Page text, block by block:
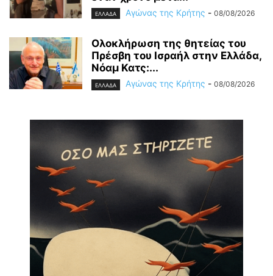
ΕΛΛΑΔΑ Αγώνας της Κρήτης - 08/08/2026
Ολοκλήρωση της θητείας του
Πρέσβη του Ισραήλ στην Ελλάδα,
Νόαμ Κατς:...
ΕΛΛΑΔΑ Αγώνας της Κρήτης - 08/08/2026